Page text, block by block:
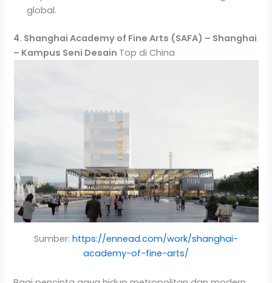
global.
4. Shanghai Academy of Fine Arts (SAFA) – Shanghai
– Kampus Seni Desain Top di China
Sumber: https://ennead.com/work/shanghai-
academy-of-fine-arts/